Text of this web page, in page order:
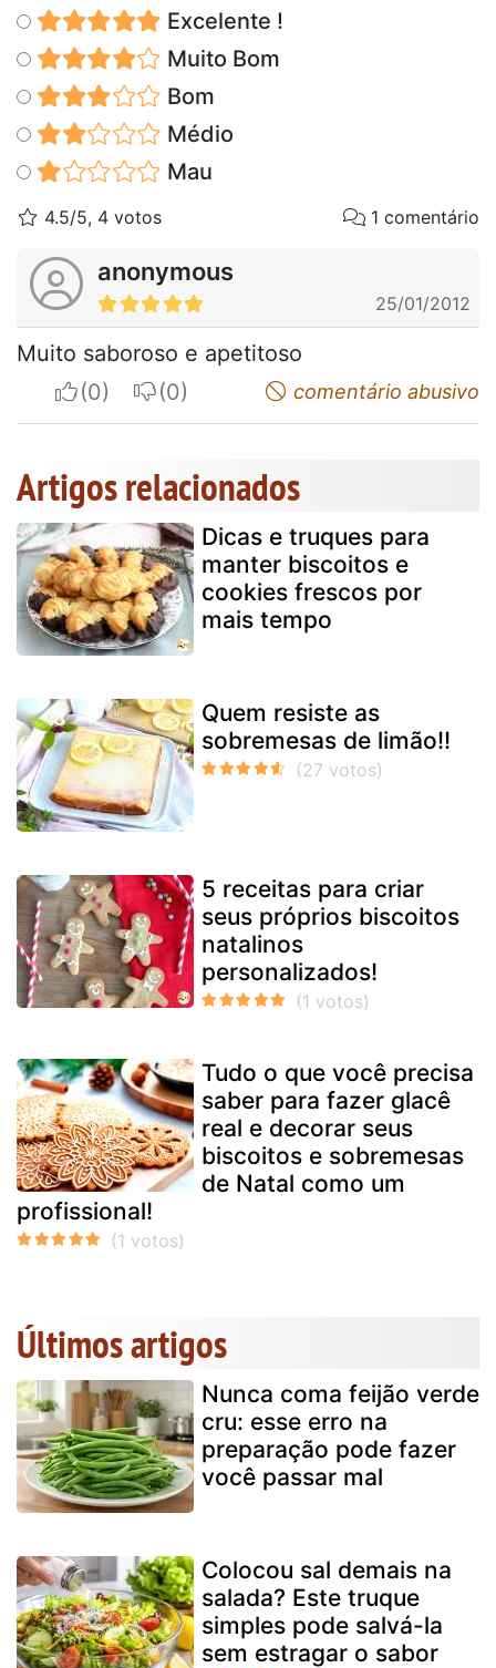
Excelente !
Muito Bom
Bom
Médio
Mau
4.5/5, 4 votos 1 comentário
anonymous
25/01/2012
Muito saboroso e apetitoso
I apreciateI do not appreciatecomentário abusivo
Artigos relacionados
Dicas e truques para
manter biscoitos e
cookies frescos por
mais tempo
Quem resiste as
sobremesas de limão!!
5 receitas para criar
seus próprios biscoitos
natalinos
personalizados!
Tudo o que você precisa
saber para fazer glacê
real e decorar seus
biscoitos e sobremesas
de Natal como um
profissional!
Últimos artigos
Nunca coma feijão verde
cru: esse erro na
preparação pode fazer
você passar mal
Colocou sal demais na
salada? Este truque
simples pode salvá-la
sem estragar o sabor